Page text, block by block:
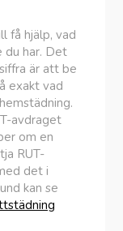
få hjälp, vad
du har. Det
är att be
exakt vad
avdraget
om en
RUT-
det i
kan se